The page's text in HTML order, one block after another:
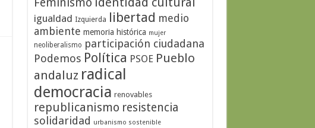
Feminismo
igualdad Izquierda libertad medio
ambiente memoria histórica mujer
neoliberalismo participación ciudadana
Podemos Política PSOE Pueblo
andaluz radical
democracia renovables
republicanismo resistencia
solidaridad urbanismo sostenible